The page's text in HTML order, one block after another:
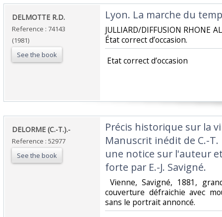
‎DELMOTTE R.D.‎
Reference : 74143
(1981)
See the book
‎Lyon. La marche du
‎JULLIARD/DIFFUSION RHONE
État correct d’occasion.‎
‎ Etat correct d’occasion ‎
‎DELORME (C.-T.).-‎
Reference : 52977
See the book
‎Précis historique sur la
Manuscrit inédit de C.-
une notice sur l'auteur
forte par E.-J. Savigné.‎
Vienne, Savigné, 1881,
couverture défraichie avec
sans le portrait annoncé. ‎